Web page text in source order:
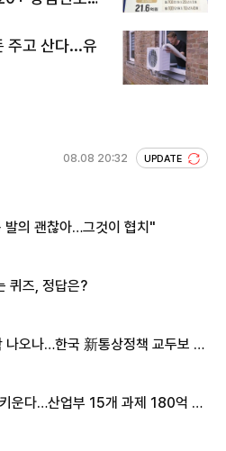
주고 산다...유
08.08 20:32 UPDATE
의 괜찮아…그것이 협치"
퀴즈, 정답은?
나오나…한국 新통상정책 교두보 활
운다…산업부 15개 과제 180억 지